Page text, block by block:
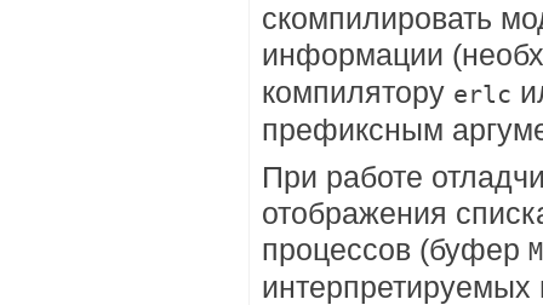
скомпилировать
информации
компилятору erlc
префиксным
При работе
отображения
процессов (буфер